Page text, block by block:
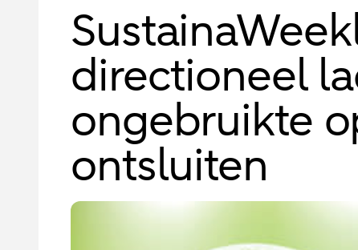
directioneel
ongebruikte
ontsluiten